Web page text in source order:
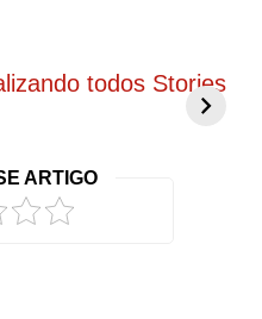
208 elétricotodos Stories
ARTIGO